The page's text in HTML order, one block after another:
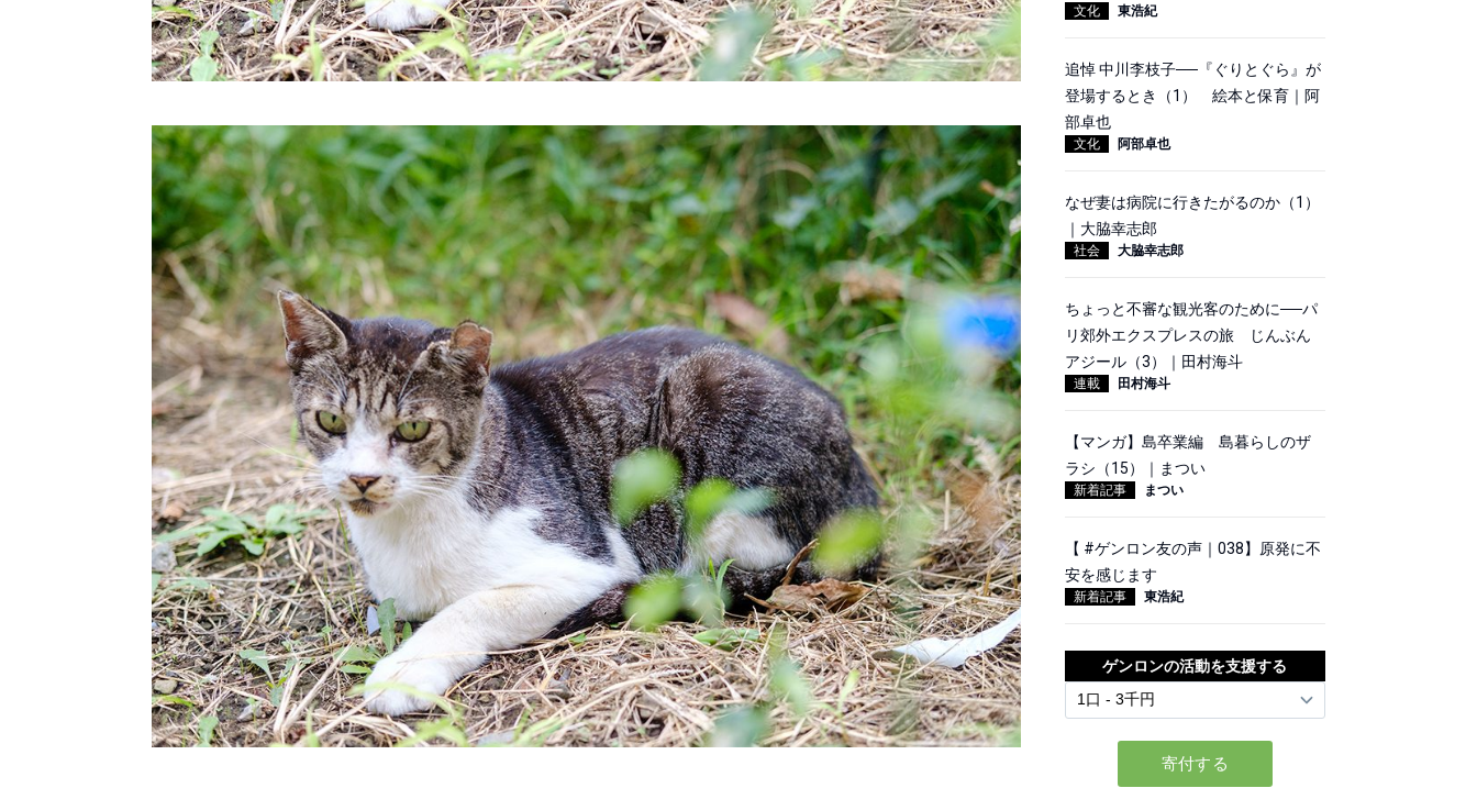
文化 東浩紀
追悼 中川李枝子──『ぐりとぐら』が
登場するとき（1） 絵本と保育｜阿
部卓也
文化 阿部卓也
なぜ妻は病院に行きたがるのか（1）
｜大脇幸志郎
社会 大脇幸志郎
ちょっと不審な観光客のために──パ
リ郊外エクスプレスの旅 じんぶん
アジール（3）｜田村海斗
連載 田村海斗
【マンガ】島卒業編 島暮らしのザ
ラシ（15）｜まつい
新着記事 まつい
【 #ゲンロン友の声｜038】原発に不
安を感じます
新着記事 東浩紀
ゲンロンの活動を支援する